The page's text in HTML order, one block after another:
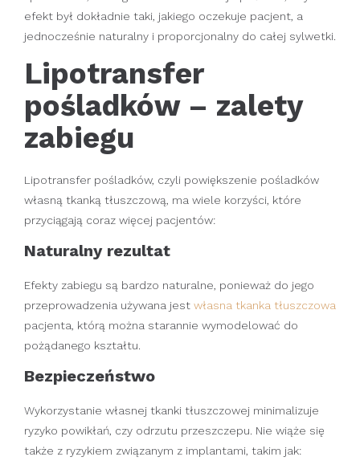
efekt był dokładnie taki, jakiego oczekuje pacjent, a
jednocześnie naturalny i proporcjonalny do całej sylwetki.
Lipotransfer
pośladków – zalety
zabiegu
Lipotransfer pośladków, czyli powiększenie pośladków
własną tkanką tłuszczową, ma wiele korzyści, które
przyciągają coraz więcej pacjentów:
Naturalny rezultat
Efekty zabiegu są bardzo naturalne, ponieważ do jego
przeprowadzenia używana jest własna tkanka tłuszczowa
pacjenta, którą można starannie wymodelować do
pożądanego kształtu.
Bezpieczeństwo
Wykorzystanie własnej tkanki tłuszczowej minimalizuje
ryzyko powikłań, czy odrzutu przeszczepu. Nie wiąże się
także z ryzykiem związanym z implantami, takim jak: